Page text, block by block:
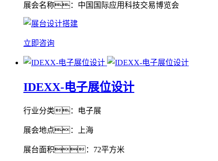
展会名称：中国国际应用科技交易博览会
立即咨询
IDEXX-电子展位设计
行业分类：电子展
展会地点：上海
展台面积：72平方米